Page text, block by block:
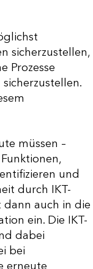
sicherzustellen,
Prozesse
müssen –
und
durch IKT-
dann auch in die
ein. Die IKT-
dabei
bei
erneute